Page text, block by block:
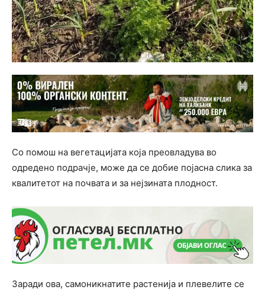
Со помош на вегетацијата која преовладува во
одредено подрачје, може да се добие појасна слика за
квалитетот на почвата и за нејзината плодност.
Заради ова, самоникнатите растенија и плевелите се